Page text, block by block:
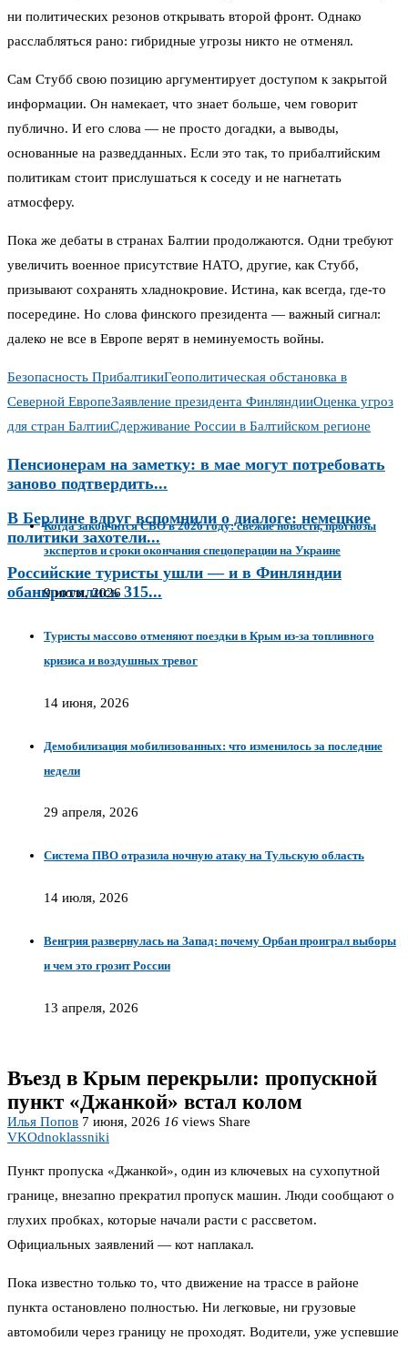
ни политических резонов открывать второй фронт. Однако
расслабляться рано: гибридные угрозы никто не отменял.
Сам Стубб свою позицию аргументирует доступом к закрытой
информации. Он намекает, что знает больше, чем говорит
публично. И его слова — не просто догадки, а выводы,
основанные на разведданных. Если это так, то прибалтийским
политикам стоит прислушаться к соседу и не нагнетать
атмосферу.
Пока же дебаты в странах Балтии продолжаются. Одни требуют
увеличить военное присутствие НАТО, другие, как Стубб,
призывают сохранять хладнокровие. Истина, как всегда, где-то
посередине. Но слова финского президента — важный сигнал:
далеко не все в Европе верят в неминуемость войны.
Безопасность ПрибалтикиГеополитическая обстановка в
Северной ЕвропеЗаявление президента ФинляндииОценка угроз
для стран БалтииСдерживание России в Балтийском регионе
Пенсионерам на заметку: в мае могут потребовать
заново подтвердить...
В Берлине вдруг вспомнили о диалоге: немецкие
политики захотели...
Российские туристы ушли — и в Финляндии
обанкротились 315...
Когда закончится СВО в 2026 году: свежие новости, прогнозы
экспертов и сроки окончания спецоперации на Украине
9 июля, 2026
Туристы массово отменяют поездки в Крым из-за топливного
кризиса и воздушных тревог
14 июня, 2026
Демобилизация мобилизованных: что изменилось за последние
недели
29 апреля, 2026
Система ПВО отразила ночную атаку на Тульскую область
14 июля, 2026
Венгрия развернулась на Запад: почему Орбан проиграл выборы
и чем это грозит России
13 апреля, 2026
Въезд в Крым перекрыли: пропускной
пункт «Джанкой» встал колом
Илья Попов 7 июня, 2026 16 views Share
VKOdnoklassniki
Пункт пропуска «Джанкой», один из ключевых на сухопутной
границе, внезапно прекратил пропуск машин. Люди сообщают о
глухих пробках, которые начали расти с рассветом.
Официальных заявлений — кот наплакал.
Пока известно только то, что движение на трассе в районе
пункта остановлено полностью. Ни легковые, ни грузовые
автомобили через границу не проходят. Водители, уже успевшие